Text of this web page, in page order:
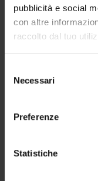
pubblicità e social
con altre
raccolto dal tuo
delNecessari
Preferenze
Statistiche